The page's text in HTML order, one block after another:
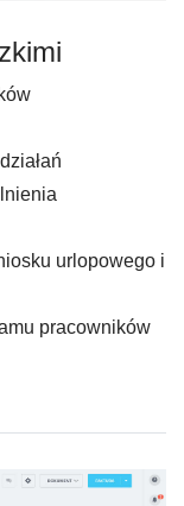
urlopowego i
pracowników